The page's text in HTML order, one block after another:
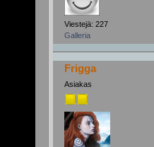
Viestejä: 227
Galleria
Frigga
Asiakas